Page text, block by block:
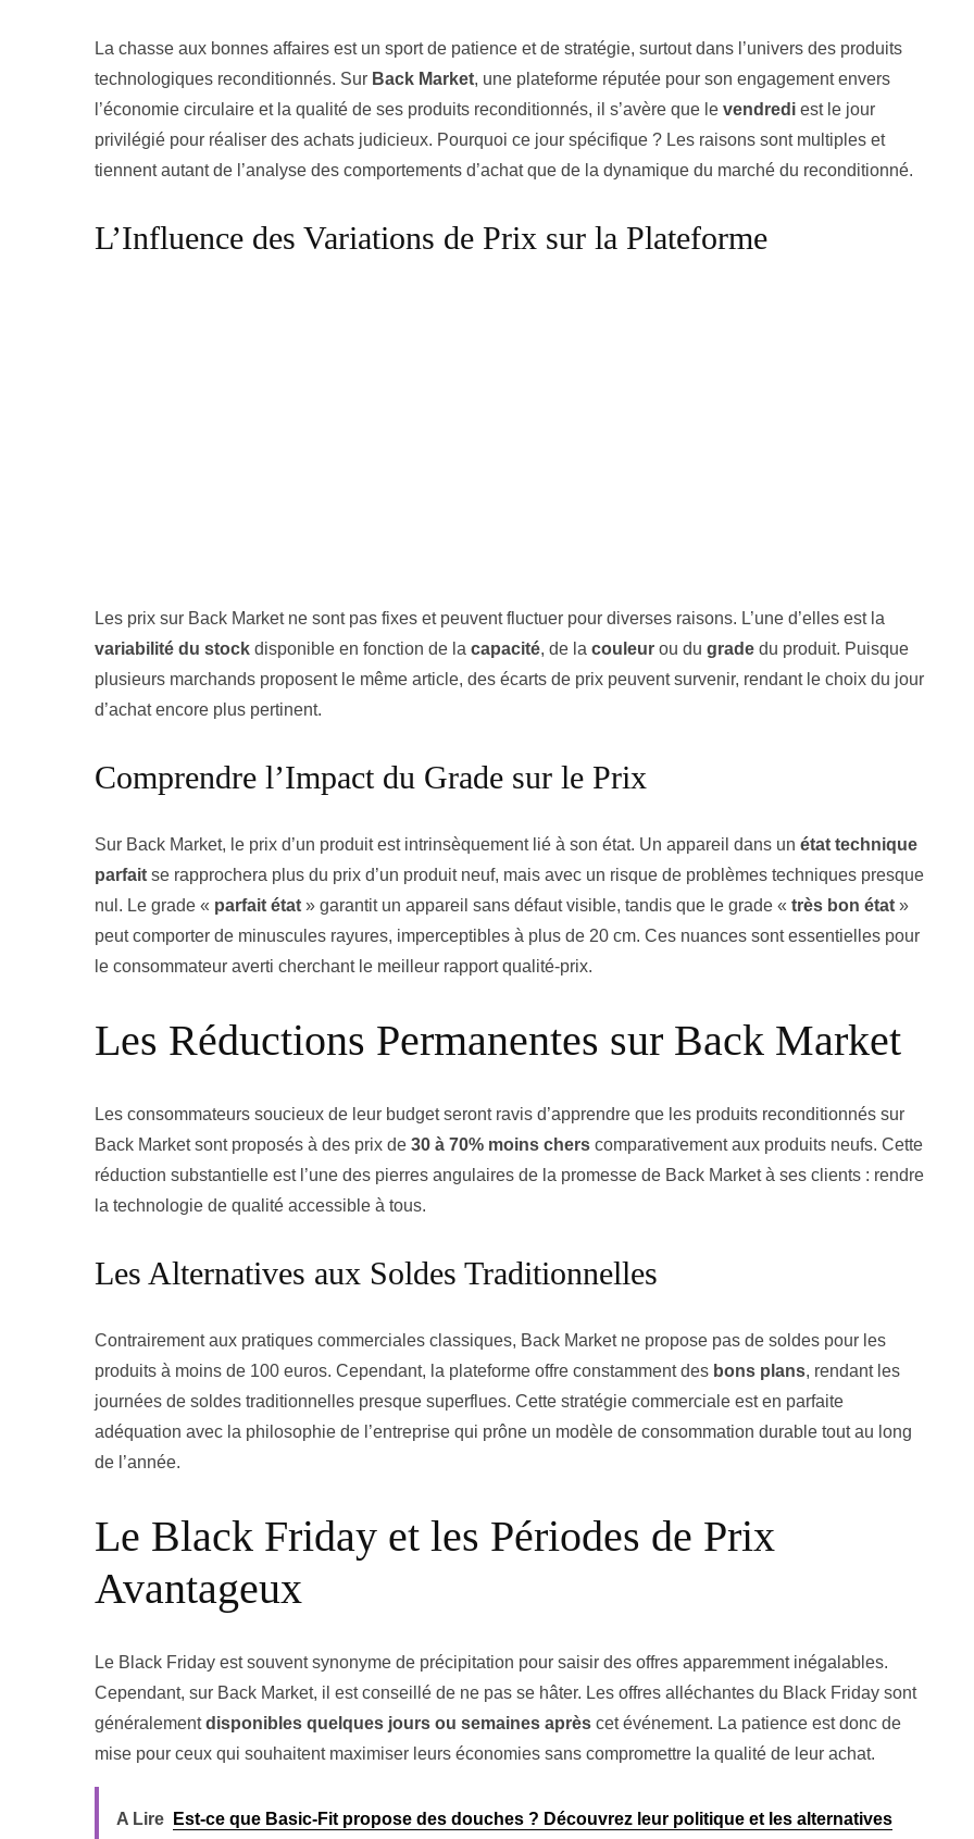
La chasse aux bonnes affaires est un sport de patience et de stratégie, surtout dans l’univers des produits
technologiques reconditionnés. Sur Back Market, une plateforme réputée pour son engagement envers
l’économie circulaire et la qualité de ses produits reconditionnés, il s’avère que le vendredi est le jour
privilégié pour réaliser des achats judicieux. Pourquoi ce jour spécifique ? Les raisons sont multiples et
tiennent autant de l’analyse des comportements d’achat que de la dynamique du marché du reconditionné.
L’Influence des Variations de Prix sur la Plateforme
Les prix sur Back Market ne sont pas fixes et peuvent fluctuer pour diverses raisons. L’une d’elles est la
variabilité du stock disponible en fonction de la capacité, de la couleur ou du grade du produit. Puisque
plusieurs marchands proposent le même article, des écarts de prix peuvent survenir, rendant le choix du jour
d’achat encore plus pertinent.
Comprendre l’Impact du Grade sur le Prix
Sur Back Market, le prix d’un produit est intrinsèquement lié à son état. Un appareil dans un état technique
parfait se rapprochera plus du prix d’un produit neuf, mais avec un risque de problèmes techniques presque
nul. Le grade « parfait état » garantit un appareil sans défaut visible, tandis que le grade « très bon état »
peut comporter de minuscules rayures, imperceptibles à plus de 20 cm. Ces nuances sont essentielles pour
le consommateur averti cherchant le meilleur rapport qualité-prix.
Les Réductions Permanentes sur Back Market
Les consommateurs soucieux de leur budget seront ravis d’apprendre que les produits reconditionnés sur
Back Market sont proposés à des prix de 30 à 70% moins chers comparativement aux produits neufs. Cette
réduction substantielle est l’une des pierres angulaires de la promesse de Back Market à ses clients : rendre
la technologie de qualité accessible à tous.
Les Alternatives aux Soldes Traditionnelles
Contrairement aux pratiques commerciales classiques, Back Market ne propose pas de soldes pour les
produits à moins de 100 euros. Cependant, la plateforme offre constamment des bons plans, rendant les
journées de soldes traditionnelles presque superflues. Cette stratégie commerciale est en parfaite
adéquation avec la philosophie de l’entreprise qui prône un modèle de consommation durable tout au long
de l’année.
Le Black Friday et les Périodes de Prix
Avantageux
Le Black Friday est souvent synonyme de précipitation pour saisir des offres apparemment inégalables.
Cependant, sur Back Market, il est conseillé de ne pas se hâter. Les offres alléchantes du Black Friday sont
généralementdisponibles quelques jours ou semaines après cet événement. La patience est donc de
mise pour ceux qui souhaitent maximiser leurs économies sans compromettre la qualité de leur achat.
A Lire
Est-ce que Basic-Fit propose des douches ? Découvrez leur politique et les alternatives